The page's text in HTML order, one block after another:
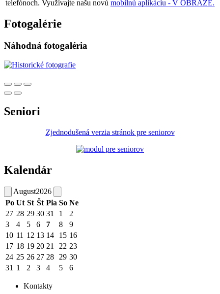
telefónoch. Využívajte našu novú mobilnú aplikáciu - V OBRAZE.
Fotogalérie
Náhodná fotogaléria
Seniori
Zjednodušená verzia stránok pre seniorov
Kalendár
August2026
Po Ut St Št Pia So Ne
27 28 29 30 31 1
2
3
4 5 6 7 8
9
10 11 12 13 14 15 16
17 18 19 20 21 22 23
24 25 26 27 28 29 30
31 1 2 3 4 5 6
Kontakty